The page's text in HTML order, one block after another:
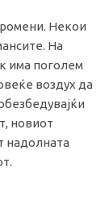
Некои
На
има поголем
воздух да
новиот
надолната